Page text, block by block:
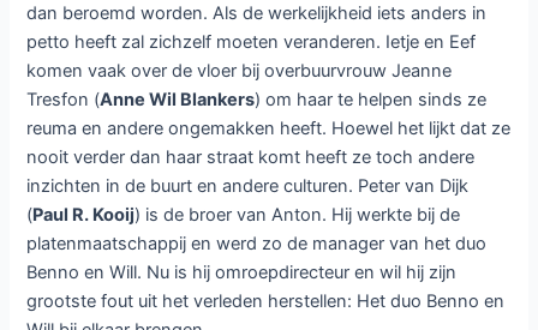
dan beroemd worden. Als de werkelijkheid iets anders in
petto heeft zal zichzelf moeten veranderen. Ietje en Eef
komen vaak over de vloer bij overbuurvrouw Jeanne
Tresfon (Anne Wil Blankers) om haar te helpen sinds ze
reuma en andere ongemakken heeft. Hoewel het lijkt dat ze
nooit verder dan haar straat komt heeft ze toch andere
inzichten in de buurt en andere culturen. Peter van Dijk
(Paul R. Kooij) is de broer van Anton. Hij werkte bij de
platenmaatschappij en werd zo de manager van het duo
Benno en Will. Nu is hij omroepdirecteur en wil hij zijn
grootste fout uit het verleden herstellen: Het duo Benno en